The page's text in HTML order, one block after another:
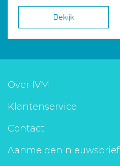
Bekijk
Over IVM
Klantenservice
Contact
Aanmelden nieuwsbrief